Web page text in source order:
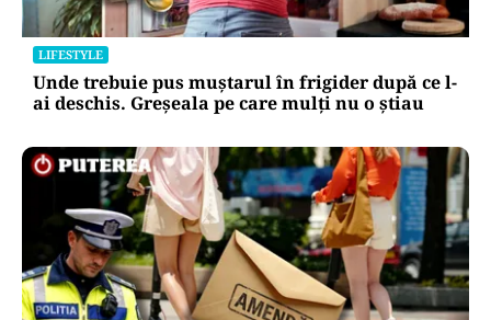
LIFESTYLE
Unde trebuie pus muștarul în frigider după ce l-
ai deschis. Greșeala pe care mulți nu o știau